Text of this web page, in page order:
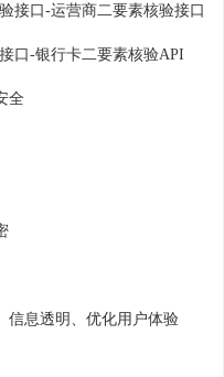
接口-运营商二要素核验接口
口-银行卡二要素核验API
全
信息透明、优化用户体验